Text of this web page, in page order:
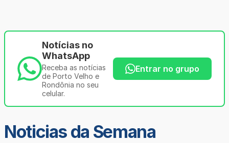
Notícias no
WhatsApp
Receba as notícias
de Porto Velho e
Rondônia no seu
celular.
Entrar no grupo
Noticias da Semana